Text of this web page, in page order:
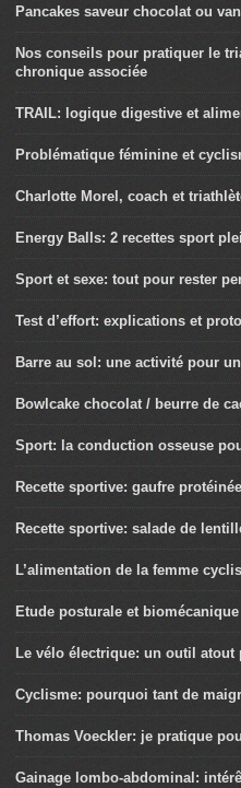
Pancakes saveur chocolat ou
Nos conseils pour pratiquer le
chronique associée
TRAIL: logique digestive et
Problématique féminine et
Charlotte Morel, coach et
Energy Balls: 2 recettes sport
Sport et sexe: tout pour rester
Test d’effort: explications et
Barre au sol: une activité pour
Bowlcake chocolat / beurre de
Sport: la conduction osseuse
Recette sportive: gaufre
Recette sportive: salade de
L’alimentation de la femme
Etude posturale et
Le vélo électrique: un outil atout
Cyclisme: pourquoi tant de
Thomas Voeckler: je pratique
Gainage lombo-abdominal: